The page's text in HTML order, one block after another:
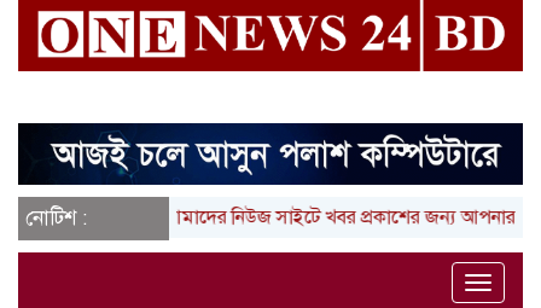
নোটিশ :আমাদের নিউজ সাইটে খবর প্রকাশের জন্য আপনার লিখা
Toggle